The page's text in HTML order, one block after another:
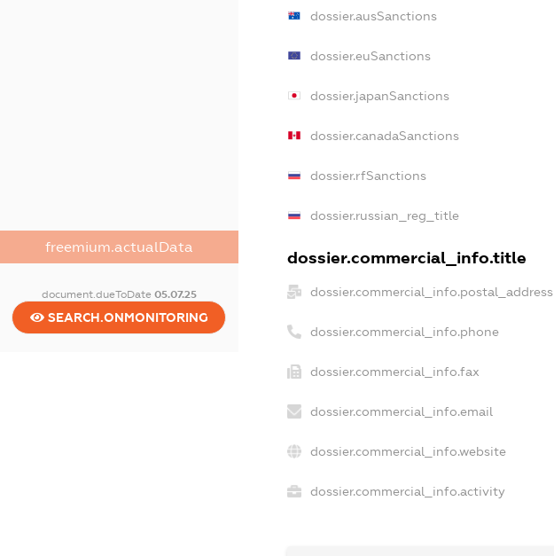
freemium.actualData
document.dueToDate 05.07.25
SEARCH.ONMONITORING
dossier.ausSanctions
dossier.euSanctions
dossier.japanSanctions
dossier.canadaSanctions
dossier.rfSanctions
dossier.russian_reg_title
dossier.commercial_info.title
dossier.commercial_info.postal_address
dossier.commercial_info.phone
dossier.commercial_info.fax
dossier.commercial_info.email
dossier.commercial_info.website
dossier.commercial_info.activity